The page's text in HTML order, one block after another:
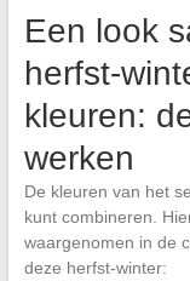
Een look
herfst-
kleuren:
werken
De kleuren van het
kunt combineren.
waargenomen in de
deze herfst-winter: